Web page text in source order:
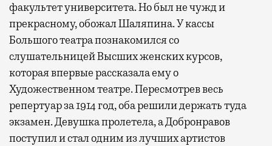
факультет университета. Но был не чужд и
прекрасному, обожал Шаляпина. У кассы
Большого театра познакомился со
слушательницей Высших женских курсов,
которая впервые рассказала ему о
Художественном театре. Пересмотрев весь
репертуар за 1914 год, оба решили держать туда
экзамен. Девушка пролетела, а Добронравов
поступил и стал одним из лучших артистов